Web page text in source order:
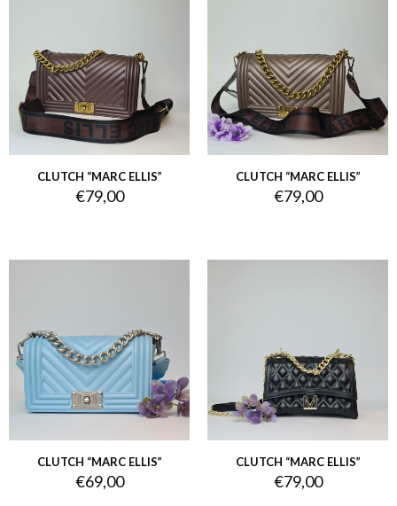
CLUTCH “MARC ELLIS”
€79,00
CLUTCH “MARC ELLIS”
€79,00
CLUTCH “MARC ELLIS”
€69,00
CLUTCH “MARC ELLIS”
€79,00